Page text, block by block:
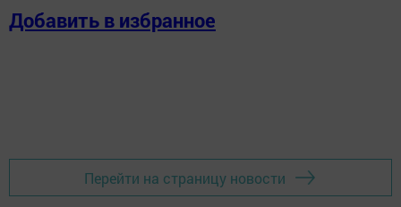
уборке зерновых, – Николай Асаков из ООО «Борнак»
помешали немного работе», – рассказал он
корреспонденту ИА «Татар-информ».